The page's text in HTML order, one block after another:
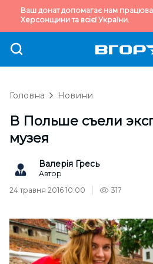
Ваш донат допомагає нам
Херсонщини та всієї України.
Головна Новини
В Польше съели
музея
Валерія Гресь
Автор
24 травня 2016 10:00
317